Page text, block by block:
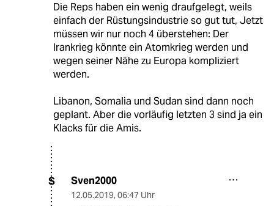
Die Reps haben ein wenig draufgelegt, weils
einfach der Rüstungsindustrie so gut tut, Jetzt
müssen wir nur noch 4 überstehen: Der
Irankrieg könnte ein Atomkrieg werden und
wegen seiner Nähe zu Europa kompliziert
werden.
Libanon, Somalia und Sudan sind dann noch
geplant. Aber die vorläufig letzten 3 sind ja ein
Klacks für die Amis.
S Sven2000
12.05.2019, 06:47 Uhr